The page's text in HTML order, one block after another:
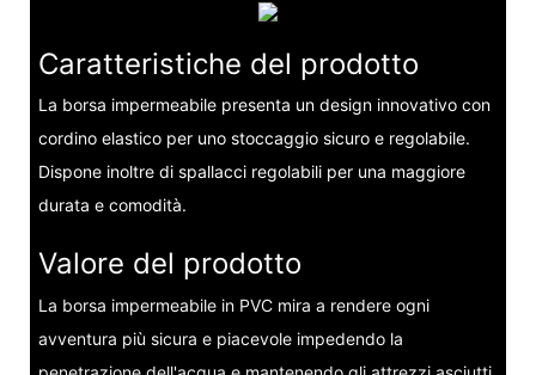
Caratteristiche del prodotto
La borsa impermeabile presenta un design innovativo con
cordino elastico per uno stoccaggio sicuro e regolabile.
Dispone inoltre di spallacci regolabili per una maggiore
durata e comodità.
Valore del prodotto
La borsa impermeabile in PVC mira a rendere ogni
avventura più sicura e piacevole impedendo la